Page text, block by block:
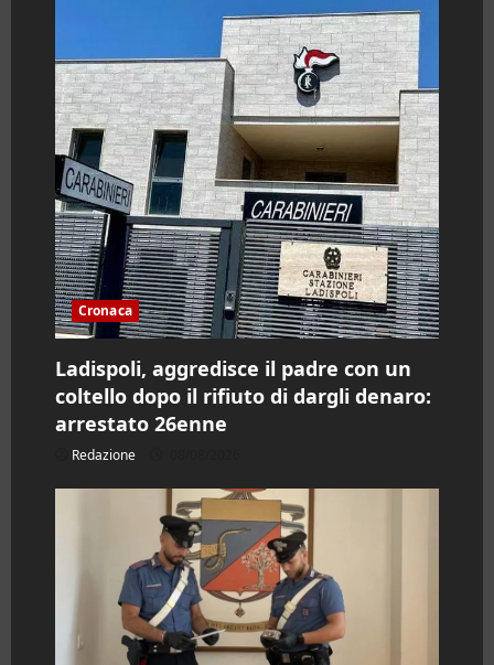
r
t
i
c
o
l
o
Cronaca
Ladispoli, aggredisce il padre con un
coltello dopo il rifiuto di dargli denaro:
arrestato 26enne
Redazione